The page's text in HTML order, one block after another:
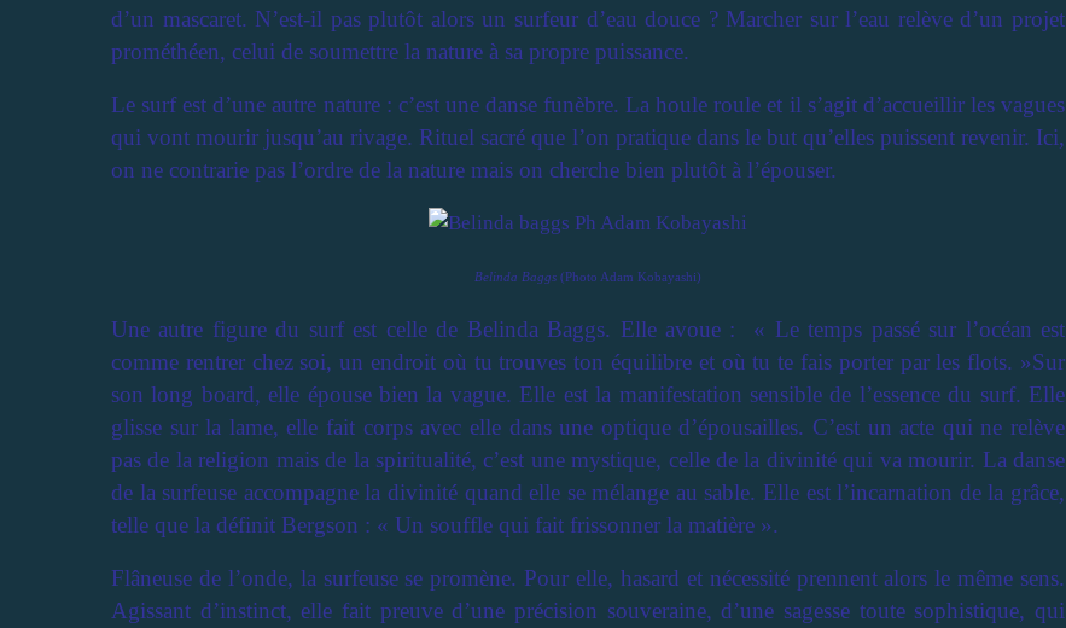
d’un mascaret. N’est-il pas plutôt alors un surfeur d’eau douce ? Marcher sur l’eau relève d’un projet
prométhéen, celui de soumettre la nature à sa propre puissance.
Le surf est d’une autre nature : c’est une danse funèbre. La houle roule et il s’agit d’accueillir les vagues
qui vont mourir jusqu’au rivage. Rituel sacré que l’on pratique dans le but qu’elles puissent revenir. Ici,
on ne contrarie pas l’ordre de la nature mais on cherche bien plutôt à l’épouser.
Belinda Baggs (Photo Adam Kobayashi)
Une autre figure du surf est celle de Belinda Baggs. Elle avoue : « Le temps passé sur l’océan est
comme rentrer chez soi, un endroit où tu trouves ton équilibre et où tu te fais porter par les flots. »Sur
son long board, elle épouse bien la vague. Elle est la manifestation sensible de l’essence du surf. Elle
glisse sur la lame, elle fait corps avec elle dans une optique d’épousailles. C’est un acte qui ne relève
pas de la religion mais de la spiritualité, c’est une mystique, celle de la divinité qui va mourir. La danse
de la surfeuse accompagne la divinité quand elle se mélange au sable. Elle est l’incarnation de la grâce,
telle que la définit Bergson : « Un souffle qui fait frissonner la matière ».
Flâneuse de l’onde, la surfeuse se promène. Pour elle, hasard et nécessité prennent alors le même sens.
Agissant d’instinct, elle fait preuve d’une précision souveraine, d’une sagesse toute sophistique, qui